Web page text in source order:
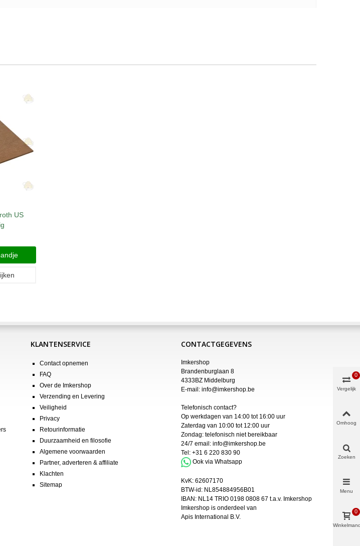
US
KLANTENSERVICE
Contact opnemen
FAQ
Over de Imkershop
Verzending en Levering
Veiligheid
Privacy
Retourinformatie
Duurzaamheid en filosofie
Algemene voorwaarden
Partner, adverteren & affiliate
Klachten
Sitemap
CONTACTGEGEVENS
Imkershop
Brandenburglaan 8
4333BZ Middelburg
E-mail: info@imkershop.be
Telefonisch contact?
Op werkdagen van 14:00 tot 16:00 uur
Zaterdag van 10:00 tot 12:00 uur
Zondag: telefonisch niet bereikbaar
24/7 email: info@imkershop.be
Tel: +31 6 220 830 90
Ook via Whatsapp
KvK: 62607170
BTW-id: NL854884956B01
IBAN: NL14 TRIO 0198 0808 67 t.a.v. Imkershop
Imkershop is onderdeel van
Apis International B.V.
Vergelijk
0
Omhoog
Zoeken
Menu
0